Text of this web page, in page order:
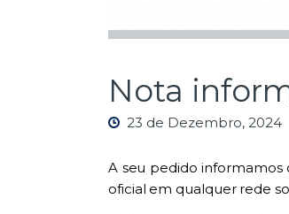
Nota
23 de Dezembro, 2024
A seu pedido informamos
oficial em qualquer rede